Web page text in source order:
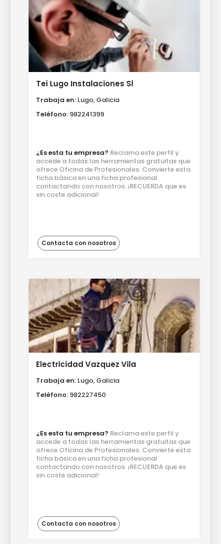
Tei Lugo Instalaciones Sl
Trabaja en: Lugo, Galicia
Teléfono: 982241399
¿Es esta tu empresa? Reclama este perfil y
accede a todas las herramientas gratuitas que
ofrece Oficina de Profesionales. Convierte esta
ficha básica en una ficha profesional
contactando con nosotros. ¡RECUERDA que es
sin coste adicional!
Contacta con nosotros
Electricidad Vazquez Vila
Trabaja en: Lugo, Galicia
Teléfono: 982227450
¿Es esta tu empresa? Reclama este perfil y
accede a todas las herramientas gratuitas que
ofrece Oficina de Profesionales. Convierte esta
ficha básica en una ficha profesional
contactando con nosotros. ¡RECUERDA que es
sin coste adicional!
Contacta con nosotros